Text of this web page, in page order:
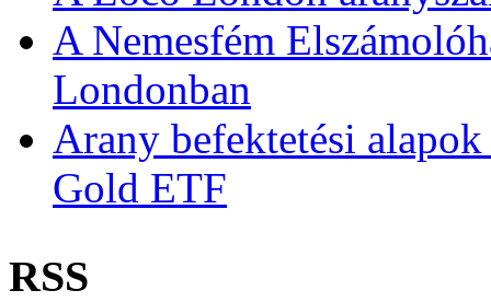
A Nemesfém
Londonban
Arany befektetési
Gold ETF
RSS